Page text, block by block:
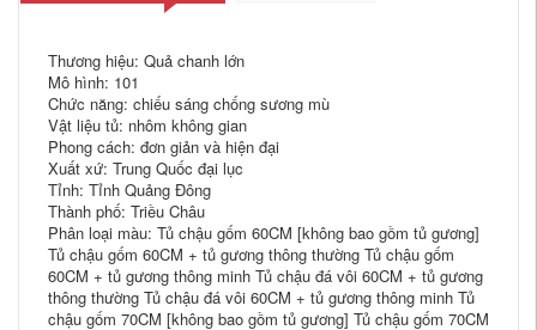
Thương hiệu: Quả chanh lớn
Mô hình: 101
Chức năng: chiếu sáng chống sương mù
Vật liệu tủ: nhôm không gian
Phong cách: đơn giản và hiện đại
Xuất xứ: Trung Quốc đại lục
Tỉnh: Tỉnh Quảng Đông
Thành phố: Triều Châu
Phân loại màu: Tủ chậu gốm 60CM [không bao gồm tủ gương]
Tủ chậu gốm 60CM + tủ gương thông thường Tủ chậu gốm
60CM + tủ gương thông minh Tủ chậu đá vôi 60CM + tủ gương
thông thường Tủ chậu đá vôi 60CM + tủ gương thông minh Tủ
chậu gốm 70CM [không bao gồm tủ gương] Tủ chậu gốm 70CM